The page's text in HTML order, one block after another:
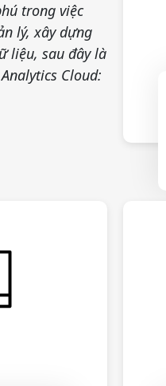
trong việc
lý, xây dựng
liệu, sau đây là
Cloud: